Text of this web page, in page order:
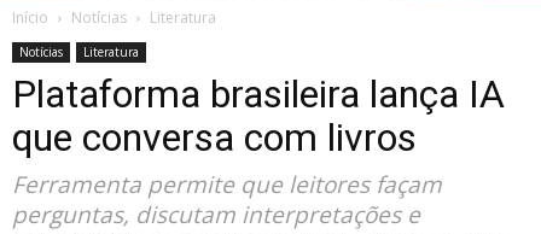
Início Notícias Literatura
Notícias Literatura
Plataforma brasileira lança IA
que conversa com livros
Ferramenta permite que leitores façam
perguntas, discutam interpretações e